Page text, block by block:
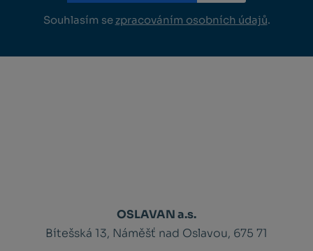
Souhlasím se zpracováním osobních údajů.
OSLAVAN a.s.
Bítešská 13, Náměšť nad Oslavou, 675 71